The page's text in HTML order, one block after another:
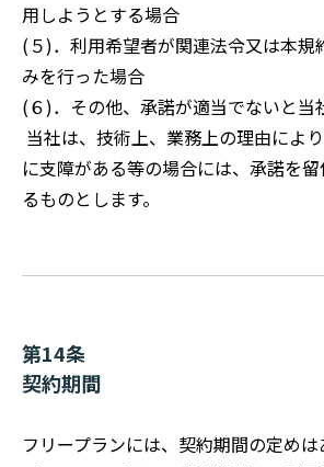
用しようとする場合
(５)．利用希望者が関連法令又は本規
みを行った場合
(６)．その他、承諾が適当でないと当
当社は、技術上、業務上の理由によ
に支障がある等の場合には、承諾を
るものとします。
第14条
契約期間
フリープランには、契約期間の定めは